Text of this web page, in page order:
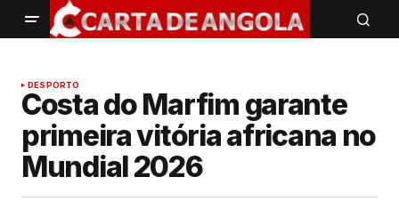
DESPORTO
Costa do Marfim garante
primeira vitória africana no
Mundial 2026